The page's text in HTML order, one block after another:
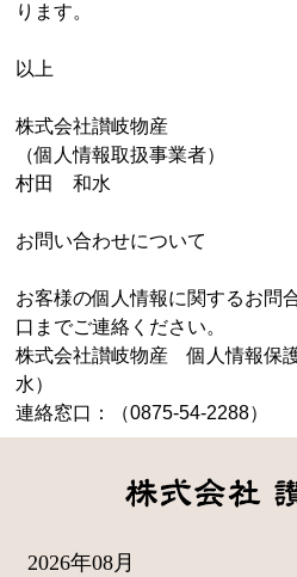
ります。
以上
株式会社讃岐物産
（個人情報取扱事業者）
村田 和水
お問い合わせについて
お客様の個人情報に関するお問
口までご連絡ください。
株式会社讃岐物産 個人情報保
水）
連絡窓口：（0875-54-2288）
2026年08月